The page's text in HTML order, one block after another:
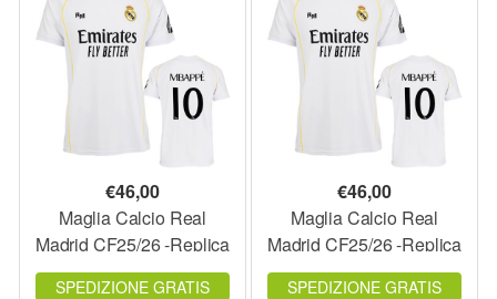
€46,00
Maglia Calcio Real
Madrid CF25/26 -Replica
Bambino - RM0226RB
SPEDIZIONE GRATIS
€46,00
Maglia Calcio Real
Madrid CF25/26 -Replica
Adulto - RM0226R
SPEDIZIONE GRATIS